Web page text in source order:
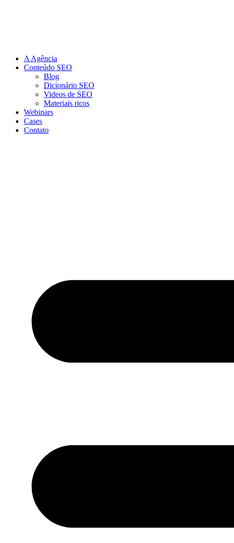
A Agência
Conteúdo SEO
Blog
Dicionário SEO
Videos de SEO
Materiais ricos
Webinars
Cases
Contato